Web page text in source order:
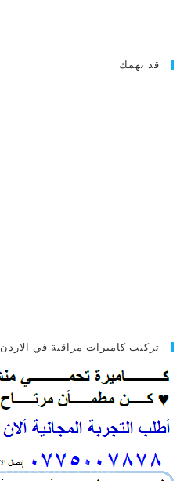
قد تهمك
تركيب كاميرات مراقبة في الاردن